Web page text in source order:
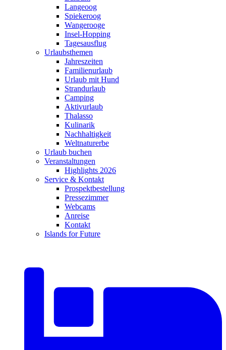
Langeoog
Spiekeroog
Wangerooge
Insel-Hopping
Tagesausflug
Urlaubsthemen
Jahreszeiten
Familienurlaub
Urlaub mit Hund
Strandurlaub
Camping
Aktivurlaub
Thalasso
Kulinarik
Nachhaltigkeit
Weltnaturerbe
Urlaub buchen
Veranstaltungen
Highlights 2026
Service & Kontakt
Prospektbestellung
Pressezimmer
Webcams
Anreise
Kontakt
Islands for Future